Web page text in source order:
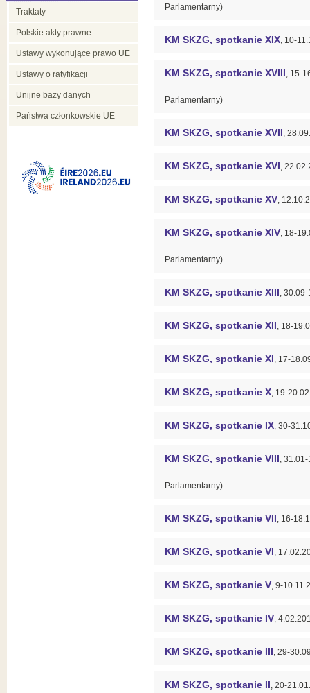
Traktaty
Polskie akty prawne
Ustawy wykonujące prawo UE
Ustawy o ratyfikacji
Unijne bazy danych
Państwa członkowskie UE
Parlamentarny)
KM SKZG, spotkanie XIX, 10-
KM SKZG, spotkanie XVIII, 15-
Parlamentarny)
KM SKZG, spotkanie XVII,
KM SKZG, spotkanie XVI,
KM SKZG, spotkanie XV,
KM SKZG, spotkanie XIV, 18-
Parlamentarny)
KM SKZG, spotkanie XIII,
KM SKZG, spotkanie XII, 18-
KM SKZG, spotkanie XI, 17-
KM SKZG, spotkanie X, 19-
KM SKZG, spotkanie IX, 30-
KM SKZG, spotkanie VIII,
Parlamentarny)
KM SKZG, spotkanie VII, 16-
KM SKZG, spotkanie VI,
KM SKZG, spotkanie V, 9-
KM SKZG, spotkanie IV,
KM SKZG, spotkanie III, 29-
KM SKZG, spotkanie II, 20-